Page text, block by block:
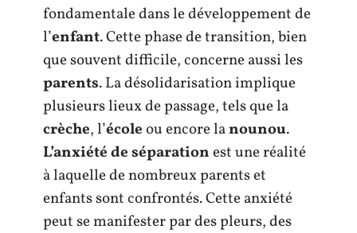
fondamentale dans le développement de
l’enfant. Cette phase de transition, bien
que souvent difficile, concerne aussi les
parents. La désolidarisation implique
plusieurs lieux de passage, tels que la
crèche, l’écoleou encore lanounou.
L’anxiété de séparationest une réalité
à laquelle de nombreux parents et
enfants sont confrontés. Cette anxiété
peut se manifester par des pleurs, des